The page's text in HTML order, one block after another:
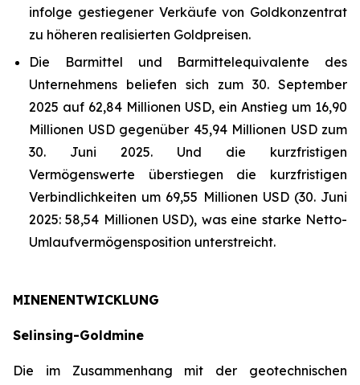
infolge gestiegener Verkäufe von Goldkonzentrat
zu höheren realisierten Goldpreisen.
Die Barmittel und Barmittelequivalente des
Unternehmens beliefen sich zum 30. September
2025 auf 62,84 Millionen USD, ein Anstieg um 16,90
Millionen USD gegenüber 45,94 Millionen USD zum
30. Juni 2025. Und die kurzfristigen
Vermögenswerte überstiegen die kurzfristigen
Verbindlichkeiten um 69,55 Millionen USD (30. Juni
2025: 58,54 Millionen USD), was eine starke Netto-
Umlaufvermögensposition unterstreicht.
MINENENTWICKLUNG
Selinsing-Goldmine
Die im Zusammenhang mit der geotechnischen